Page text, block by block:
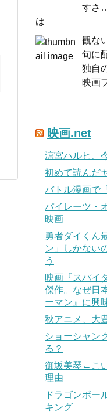
すさ
は
観な
旬に
独自
映画
映画.net
涼宮ハルヒ、
初めて読んだ
バトル漫画で
パイレーツ・
映画
勇者ダイくん
ン」しかない
う
映画『スパイ
傑作。なぜ日
ーマン』に興
秋アニメ、大
ショーシャン
る？
御坂美琴←こ
理由
ドラゴンボー
キング